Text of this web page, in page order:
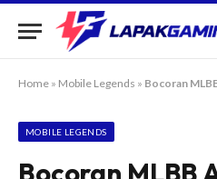
Home » Mobile Legends » Bocoran MLBB
MOBILE LEGENDS